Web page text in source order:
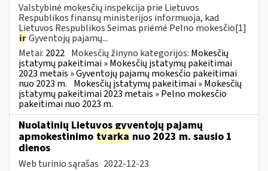
Valstybinė mokesčių inspekcija prie Lietuvos
Respublikos finansų ministerijos informuoja, kad
Lietuvos Respublikos Seimas priėmė Pelno mokesčio[1]
irGyventojų pajamų...
Metai: 2022 Mokesčių žinyno kategorijos: Mokesčių
įstatymų pakeitimai » Mokesčių įstatymų pakeitimai
2023 metais » Gyventojų pajamų mokesčio pakeitimai
nuo 2023 m. Mokesčių įstatymų pakeitimai » Mokesčių
įstatymų pakeitimai 2023 metais » Pelno mokesčio
pakeitimai nuo 2023 m.
Nuolatinių Lietuvos gyventojų pajamų
apmokestinimo tvarka nuo 2023 m. sausio 1
dienos
Web turinio sąrašas 2022-12-23